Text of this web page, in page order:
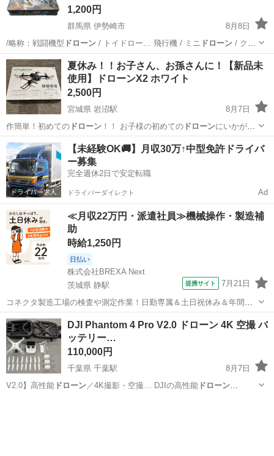
1,200円
群馬県 伊勢崎市
8月8日
/略称：戦闘機型 ドローン/ トイドロー… 飛行機 / ミニ ドローン/ クア
ッドコ…
群馬 伊勢崎市 おもちゃ MAX
夏休み！！お子さん、お孫さんに！【新品未
使用】ドローンX2 ホワイト
2,500円
宮城県 岩沼駅
8月7日
作簡単！初めてのドローン ！！ お子様の初めてのドローンにいかがで
すか？…
宮城 岩沼市 岩沼駅 ラジコン
【未経験OK🚚】月収30万↑中型免許ドライバ
ー募集
完全週休2日で安定転職
ドライバーダイレクト Ad
≪月収22万円・派遣社員≫機械操作・製造補
助
時給1,250円
日払い
株式会社BREXA Next
茨城県 静駅
提携サイト 7月21日
コネクタ製造工場の検査や測定作業！日勤専属＆土日祝休み＆年間休
日128日★クリーンルーム内作業★マイカー通勤OK＆無料駐車場あり
★就業先食堂利用可！日払い制度あり！《茨城県常陸大宮市》 人気の
工場のお仕事 ◇コネクタ製造工...
茨城 常陸大宮市
DJI Phantom 4 Pro V2.0 ドローン 4K 空撮 バ
ッテリー…
110,000円
千葉県 千葉駅
8月7日
V2.0】高性能ドローン ／4K撮影・空撮… DJIの高性能ドローン